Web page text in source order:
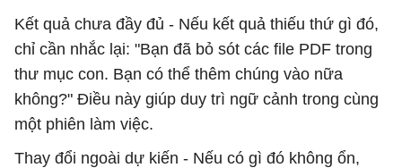
Kết quả chưa đầy đủ - Nếu kết quả thiếu thứ gì đó,
chỉ cần nhắc lại: "Bạn đã bỏ sót các file PDF trong
thư mục con. Bạn có thể thêm chúng vào nữa
không?" Điều này giúp duy trì ngữ cảnh trong cùng
một phiên làm việc.
Thay đổi ngoài dự kiến ​​- Nếu có gì đó không ổn,